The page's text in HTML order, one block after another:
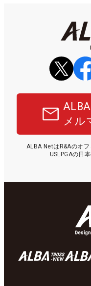
メル
ALBA NetはR&Aのオ
USLPGAの日